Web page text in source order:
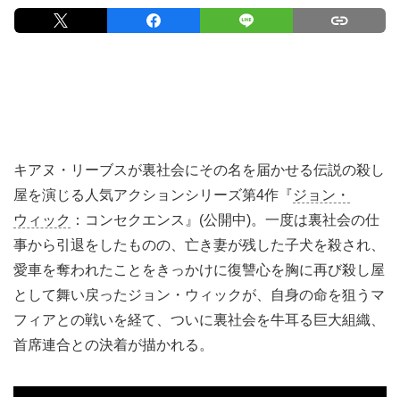
キアヌ・リーブスが裏社会にその名を届かせる伝説の殺し
屋を演じる人気アクションシリーズ第4作『ジョン・
ウィック ：コンセクエンス』(公開中)。一度は裏社会の仕
事から引退をしたものの、亡き妻が残した子犬を殺され、
愛車を奪われたことをきっかけに復讐心を胸に再び殺し屋
として舞い戻ったジョン・ウィックが、自身の命を狙うマ
フィアとの戦いを経て、ついに裏社会を牛耳る巨大組織、
首席連合との決着が描かれる。